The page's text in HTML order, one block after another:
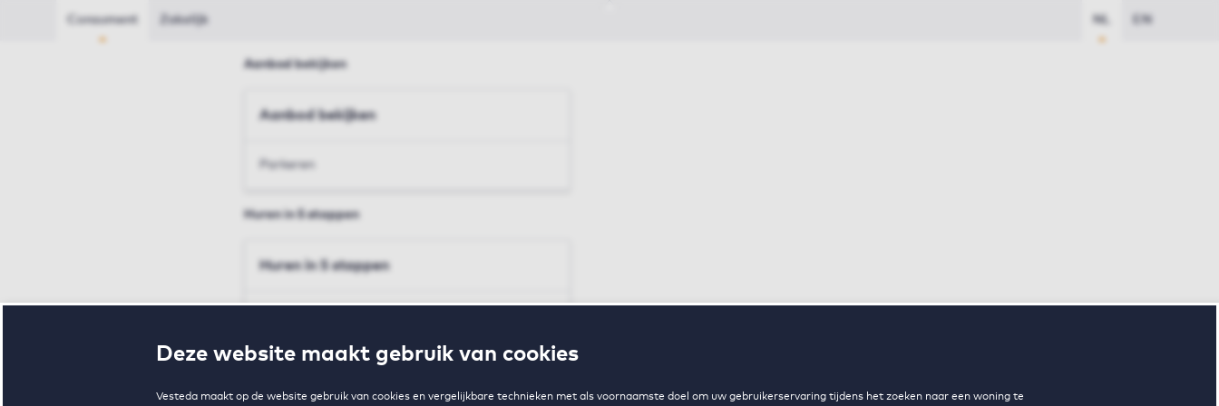
Deze website maakt gebruik van cookies
Vesteda maakt op de website gebruik van cookies en vergelijkbare technieken met als voornaamste doel om uw gebruikerservaring tijdens het zoeken naar een woning te
Consument Zakelijk NL EN
Aanbod bekijken
Aanbod bekijken
Parkeren
Huren in 5 stappen
Huren in 5 stappen
Voorwaarden en toewijzing